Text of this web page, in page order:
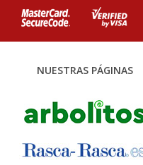
NUESTRAS PÁGINAS